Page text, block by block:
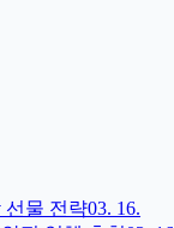
선물 전략03. 16.